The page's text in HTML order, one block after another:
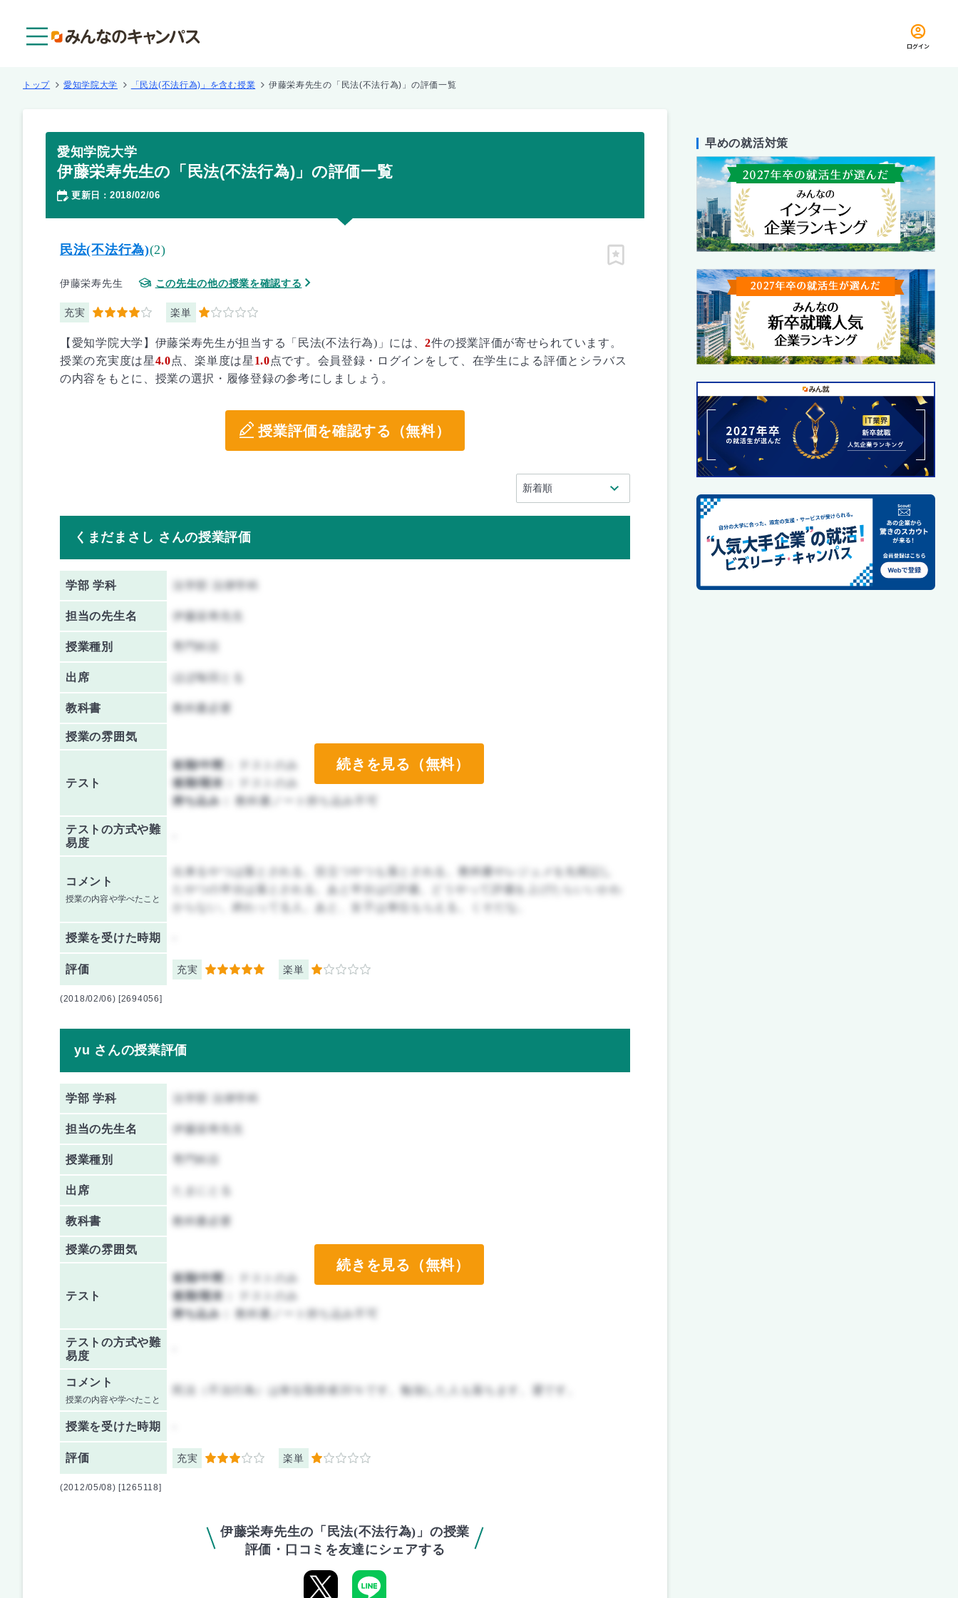
ログイン
トップ 愛知学院大学 「民法(不法行為)」を含む授業 伊藤栄寿先生の「民法(不法行為)」の評価一覧
愛知学院大学
伊藤栄寿先生の「民法(不法行為)」の評価一覧
更新日 ： 2018/02/06
民法(不法行為)(2)
伊藤栄寿先生 この先生の他の授業を確認する
充実 4 楽単 1
ピン留め
【愛知学院大学】伊藤栄寿先生が担当する「民法(不法行為)」には、2件の授業評価が寄せられています。
授業の充実度は星4.0点、楽単度は星 1.0点です。会員登録・ログインをして、在学生による評価とシラバス
の内容をもとに、授業の選択・履修登録の参考にしましょう。
授業評価を確認する（無料）
くまだまさし さんの授業評価
学部 学科 法学部 法律学科
担当の先生名 伊藤栄寿先生
授業種別 専門科目
出席 ほぼ毎回とる
教科書 教科書必要
授業の雰囲気
テスト
前期/中間：
テストのみ
後期/期末：
テストのみ
持ち込み：
教科書ノート持ち込み不可
テストの方式や難
易度
コメント
授業の内容や学べたこと
出来るやつは落とされる。目立つやつも落とされる。教科書やレジュメを丸暗記し
たやつの半分は落とされる。あと半分はC評価。どうやって評価を上げたらいいかわ
からない。終わってる人。あと、女子は単位もらえる。くそだな。
授業を受けた時期
評価 充実 5 楽単 1
続きを見る（無料）
(2018/02/06) [2694056]
yu さんの授業評価
学部 学科 法学部 法律学科
担当の先生名 伊藤栄寿先生
授業種別 専門科目
出席
教科書 教科書必要
授業の雰囲気
テスト
前期/中間：
テストのみ
後期/期末：
テストのみ
持ち込み：
教科書ノート持ち込み不可
テストの方式や難
易度
コメント
授業の内容や学べたこと
民法（不法行為）は単位取得者20％です。勉強した人も落ちます。運です。
授業を受けた時期
評価 充実 3 楽単 1
続きを見る（無料）
(2012/05/08) [1265118]
伊藤栄寿先生の「民法(不法行為)」の授業
評価・口コミを友達にシェアする
早めの就活対策